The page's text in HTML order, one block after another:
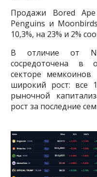
Продажи Bored
Penguins и
10,3%, на 23% и 2%
В отличие от
сосредоточена в
секторе мемкоинов
широкий рост: все
рыночной
рост за последние